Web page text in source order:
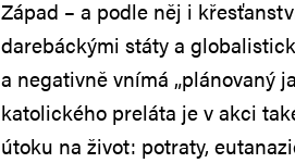
Západ – a podle něj i
darebáckými státy a
a negativně vnímá „plánovaný
katolického preláta je v akci
útoku na život: potraty,